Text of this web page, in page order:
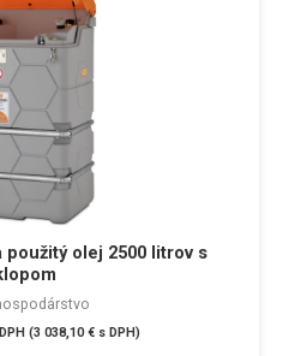
použitý olej 2500 litrov s
(3 038,10€ s DPH)